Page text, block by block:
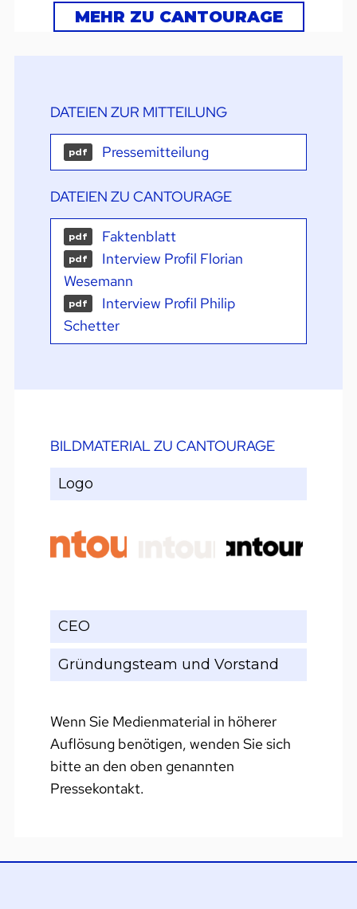
MEHR ZU CANTOURAGE
DATEIEN ZUR MITTEILUNG
pdf Pressemitteilung
DATEIEN ZU CANTOURAGE
pdf Faktenblatt
pdf
Interview Profil Florian
Wesemann
pdf
Interview Profil Philip
Schetter
BILDMATERIAL ZU CANTOURAGE
Logo
CEO
Gründungsteam und Vorstand
Wenn Sie Medienmaterial in höherer
Auflösung benötigen, wenden Sie sich
bitte an den oben genannten
Pressekontakt.